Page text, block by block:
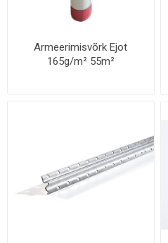
Armeerimisvõrk Ejot
165g/m² 55m²